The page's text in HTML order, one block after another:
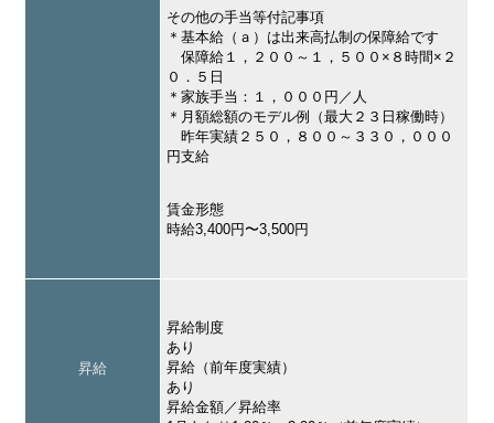
その他の手当等付記事項
＊基本給（ａ）は出来高払制の保障給です
保障給１，２００～１，５００×８時間×２
０．５日
＊家族手当：１，０００円／人
＊月額総額のモデル例（最大２３日稼働時）
昨年実績２５０，８００～３３０，０００
円支給
賃金形態
時給3,400円〜3,500円
昇給
昇給制度
あり
昇給（前年度実績）
あり
昇給金額／昇給率